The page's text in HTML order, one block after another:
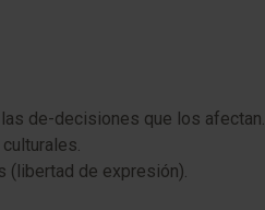
de-decisiones que los afectan.
(libertad de expresión).